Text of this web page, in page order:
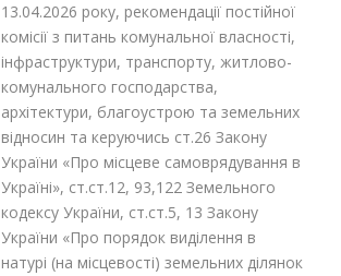
13.04.2026 року, рекомендації постійної
комісії з питань комунальної власності,
інфраструктури, транспорту, житлово-
комунального господарства,
архітектури, благоустрою та земельних
відносин та керуючись ст.26 Закону
України «Про місцеве самоврядування в
Україні», ст.ст.12, 93,122 Земельного
кодексу України, ст.ст.5, 13 Закону
України «Про порядок виділення в
натурі (на місцевості) земельних ділянок